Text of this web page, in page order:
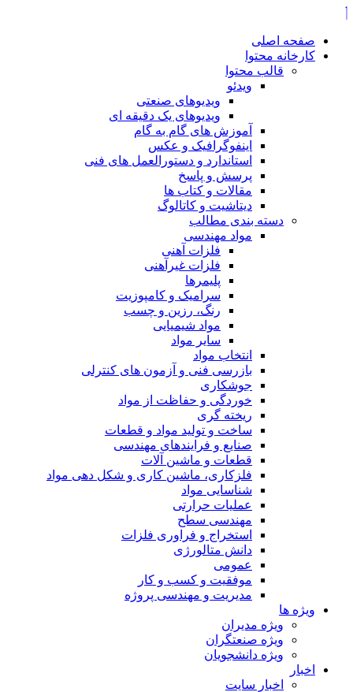
صفحه اصلی
کارخانه محتوا
قالب محتوا
ویدئو
ویدیوهای صنعتی
ویدیوهای یک دقیقه ای
آموزش های گام به گام
اینفوگرافیک و عکس
استاندارد و دستورالعمل های فنی
پرسش و پاسخ
مقالات و کتاب ها
دیتاشیت و کاتالوگ
دسته بندی مطالب
مواد مهندسی
فلزات آهنی
فلزات غیرآهنی
پلیمرها
سرامیک و کامپوزیت
رنگ، رزین و چسب
مواد شیمیایی
سایر مواد
انتخاب مواد
بازرسی فنی و آزمون های کنترلی
جوشکاری
خوردگی و حفاظت از مواد
ریخته گری
ساخت و تولید مواد و قطعات
صنایع و فرایندهای مهندسی
قطعات و ماشین آلات
فلزکاری، ماشین کاری و شکل دهی مواد
شناسایی مواد
عملیات حرارتی
مهندسی سطح
استخراج و فراوری فلزات
دانش متالورژی
عمومی
موفقیت و کسب و کار
مدیریت و مهندسی پروژه
ویژه ها
ویژه مدیران
ویژه صنعتگران
ویژه دانشجویان
اخبار
اخبار سایت